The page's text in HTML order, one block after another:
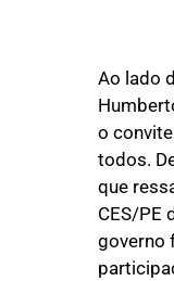
Ao lado
o
todos.
que
CES/PE
governo